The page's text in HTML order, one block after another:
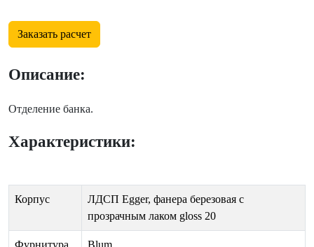
Заказать расчет
Описание:
Отделение банка.
Характеристики:
Корпус
ЛДСП Egger, фанера березовая с
прозрачным лаком gloss 20
Фурнитура Blum